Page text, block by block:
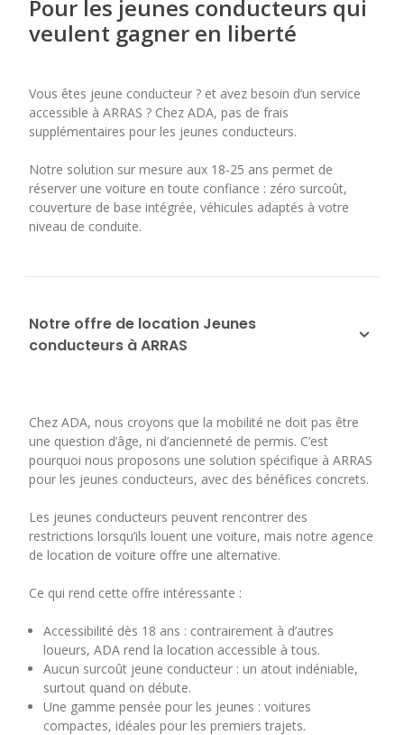
Pour les jeunes conducteurs qui
veulent gagner en liberté
Vous êtes jeune conducteur ? et avez besoin d’un service
accessible à ARRAS ? Chez ADA, pas de frais
supplémentaires pour les jeunes conducteurs.
Notre solution sur mesure aux 18-25 ans permet de
réserver une voiture en toute confiance : zéro surcoût,
couverture de base intégrée, véhicules adaptés à votre
niveau de conduite.
Notre offre de location Jeunes
conducteurs à ARRAS
Chez ADA, nous croyons que la mobilité ne doit pas être
une question d’âge, ni d’ancienneté de permis. C’est
pourquoi nous proposons une solution spécifique à ARRAS
pour les jeunes conducteurs, avec des bénéfices concrets.
Les jeunes conducteurs peuvent rencontrer des
restrictions lorsqu’ils louent une voiture, mais notre agence
de location de voiture offre une alternative.
Ce qui rend cette offre intéressante :
Accessibilité dès 18 ans : contrairement à d’autres
loueurs, ADA rend la location accessible à tous.
Aucun surcoût jeune conducteur : un atout indéniable,
surtout quand on débute.
Une gamme pensée pour les jeunes : voitures
compactes, idéales pour les premiers trajets.